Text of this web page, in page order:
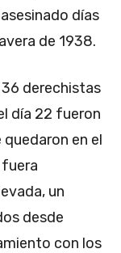
días
de 1938.
derechistas
día 22 fueron
en el
fuera
un
desde
con los